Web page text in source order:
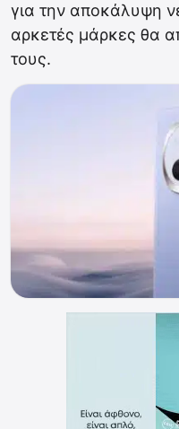
για την αποκάλυψη
αρκετές μάρκες θα
τους.